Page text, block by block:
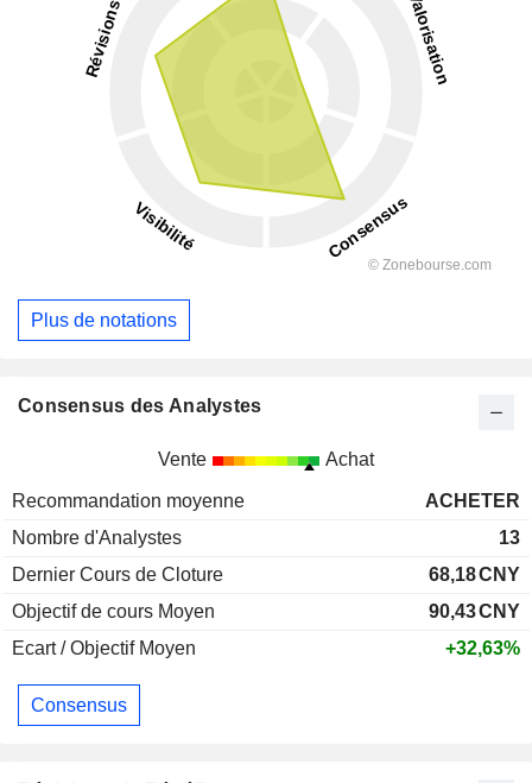
Plus de notations
Consensus des Analystes
Vente Achat
Recommandation moyenne
ACHETER
Nombre d'Analystes
13
Dernier Cours de Cloture
68,18CNY
Objectif de cours Moyen
90,43CNY
Ecart / Objectif Moyen
+32,63%
Consensus